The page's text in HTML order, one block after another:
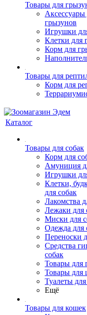
Товары для
Аксессуары
грызунов
Игрушки
Клетки для
Корм для
Товары для
Корм для
Каталог
Товары для собак
Корм для
Амуниция
Игрушки
Клетки,
для собак
Лакомства
Лежаки для
Миски для
Одежда для
Переноски
Средства
собак
Товары для
Товары для
Туалеты
Ещё
Товары для кошек